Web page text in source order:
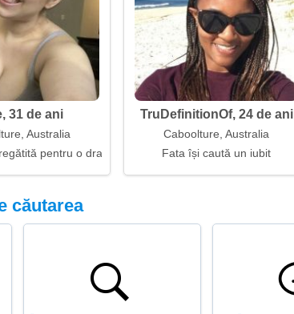
31 de ani
Australia
pentru o dragoste matură și serioasă
TruDefinitionOf, 24 de ani
Caboolture, Australia
Fata își caută un iubit
căutarea